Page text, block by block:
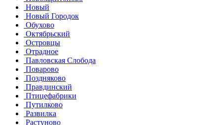
Новый
Новый Городок
Обухово
Октябрьский
Островцы
Отрадное
Павловская Слобода
Поварово
Поздняково
Правдинский
Птицефабрики
Путилково
Развилка
Растуново